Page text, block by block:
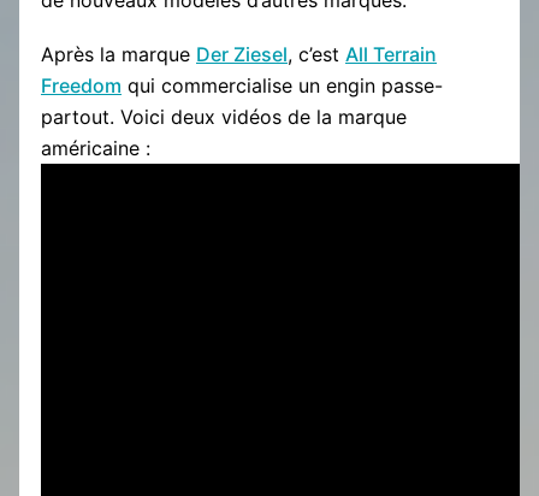
Après la marque Der Ziesel, c’est All Terrain
Freedom qui commercialise un engin passe-
partout. Voici deux vidéos de la marque
américaine :